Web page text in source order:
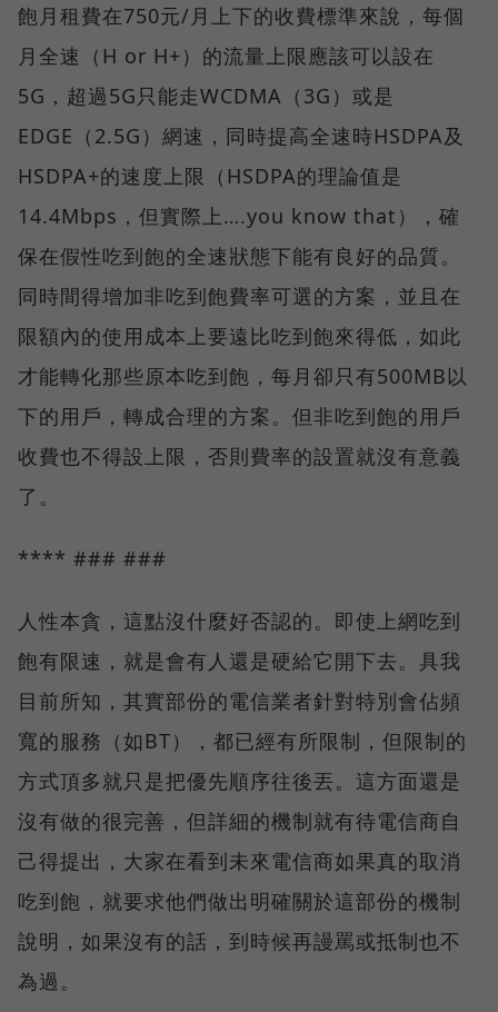
飽月租費在750元/月上下的收費標準來說，每個
月全速（H or H+）的流量上限應該可以設在
5G，超過5G只能走WCDMA（3G）或是
EDGE（2.5G）網速，同時提高全速時HSDPA及
HSDPA+的速度上限（HSDPA的理論值是
14.4Mbps，但實際上….you know that），確
保在假性吃到飽的全速狀態下能有良好的品質。
同時間得增加非吃到飽費率可選的方案，並且在
限額內的使用成本上要遠比吃到飽來得低，如此
才能轉化那些原本吃到飽，每月卻只有500MB以
下的用戶，轉成合理的方案。但非吃到飽的用戶
收費也不得設上限，否則費率的設置就沒有意義
了。
**** ### ###
人性本貪，這點沒什麼好否認的。即使上網吃到
飽有限速，就是會有人還是硬給它開下去。具我
目前所知，其實部份的電信業者針對特別會佔頻
寬的服務（如BT），都已經有所限制，但限制的
方式頂多就只是把優先順序往後丟。這方面還是
沒有做的很完善，但詳細的機制就有待電信商自
己得提出，大家在看到未來電信商如果真的取消
吃到飽，就要求他們做出明確關於這部份的機制
說明，如果沒有的話，到時候再謾罵或抵制也不
為過。